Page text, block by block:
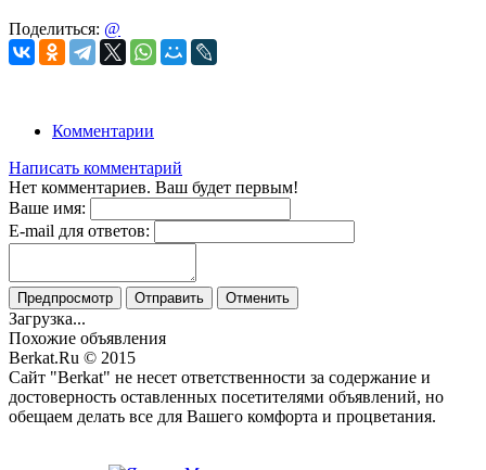
Поделиться: @
Комментарии
Написать комментарий
Нет комментариев. Ваш будет первым!
Ваше имя:
E-mail для ответов:
Предпросмотр Отправить Отменить
Загрузка...
Похожие объявления
Berkat.Ru © 2015
Сайт "Berkat" не несет ответственности за содержание и
достоверность оставленных посетителями объявлений, но
обещаем делать все для Вашего комфорта и процветания.